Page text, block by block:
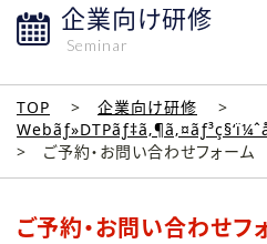
企業向け研修
Seminar
TOP
企業向け研修
ご予約・お問い合わせフォーム
ご予約・お問い合わせフ